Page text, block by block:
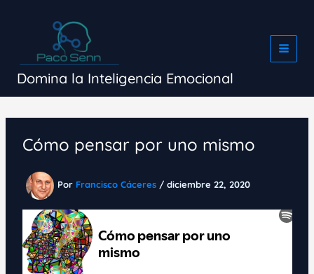
Domina la Inteligencia Emocional
Cómo pensar por uno mismo
Por Francisco Cáceres / diciembre 22, 2020